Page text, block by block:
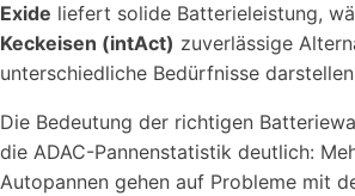
Exide liefert solide Batterieleistung,
Keckeisen (intAct) zuverlässige
unterschiedliche Bedürfnisse
Die Bedeutung der richtigen
die ADAC-Pannenstatistik deutlich:
Autopannen gehen auf Probleme mit